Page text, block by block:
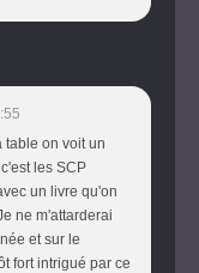
table on voit un
les SCP
un livre qu'on
ne m'attarderai
et sur le
fort intrigué par ce